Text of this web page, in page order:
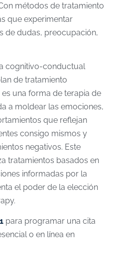
métodos de tratamiento
que experimentar
de dudas, preocupación,
cognitivo-conductual
de tratamiento
es una forma de terapia de
a moldear las emociones,
que reflejan
consigo mismos y
negativos. Este
tratamientos basados en
informadas por la
el poder de la elección
para programar una cita
o en línea en